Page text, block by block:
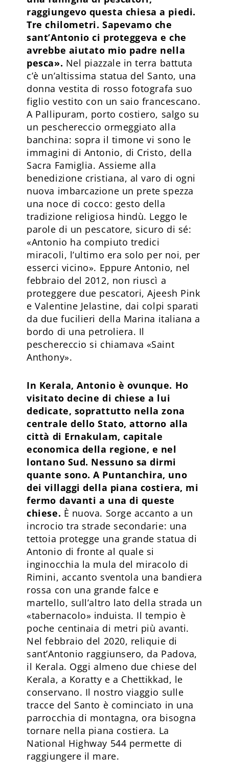
raggiungevo questa chiesa a piedi.
Tre chilometri. Sapevamo che
sant’Antonio ci proteggeva e che
avrebbe aiutato mio padre nella
pesca». Nel piazzale in terra battuta
c’è un’altissima statua del Santo, una
donna vestita di rosso fotografa suo
figlio vestito con un saio francescano.
A Pallipuram, porto costiero, salgo su
un peschereccio ormeggiato alla
banchina: sopra il timone vi sono le
immagini di Antonio, di Cristo, della
Sacra Famiglia. Assieme alla
benedizione cristiana, al varo di ogni
nuova imbarcazione un prete spezza
una noce di cocco: gesto della
tradizione religiosa hindù. Leggo le
parole di un pescatore, sicuro di sé:
«Antonio ha compiuto tredici
miracoli, l’ultimo era solo per noi, per
esserci vicino». Eppure Antonio, nel
febbraio del 2012, non riuscì a
proteggere due pescatori, Ajeesh Pink
e Valentine Jelastine, dai colpi sparati
da due fucilieri della Marina italiana a
bordo di una petroliera. Il
peschereccio si chiamava «Saint
Anthony».
In Kerala, Antonio è ovunque. Ho
visitato decine di chiese a lui
dedicate, soprattutto nella zona
centrale dello Stato, attorno alla
città di Ernakulam, capitale
economica della regione, e nel
lontano Sud. Nessuno sa dirmi
quante sono. A Puntanchira, uno
dei villaggi della piana costiera, mi
fermo davanti a una di queste
chiese. È nuova. Sorge accanto a un
incrocio tra strade secondarie: una
tettoia protegge una grande statua di
Antonio di fronte al quale si
inginocchia la mula del miracolo di
Rimini, accanto sventola una bandiera
rossa con una grande falce e
martello, sull’altro lato della strada un
«tabernacolo» induista. Il tempio è
poche centinaia di metri più avanti.
Nel febbraio del 2020, reliquie di
sant’Antonio raggiunsero, da Padova,
il Kerala. Oggi almeno due chiese del
Kerala, a Koratty e a Chettikkad, le
conservano. Il nostro viaggio sulle
tracce del Santo è cominciato in una
parrocchia di montagna, ora bisogna
tornare nella piana costiera. La
National Highway 544 permette di
raggiungere il mare.